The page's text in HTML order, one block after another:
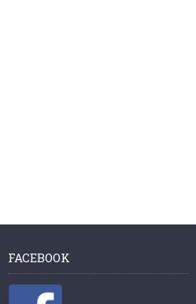
FACEBOOK